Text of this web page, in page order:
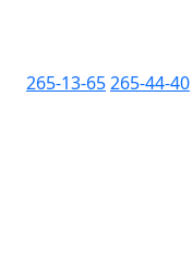
265-13-65265-44-40